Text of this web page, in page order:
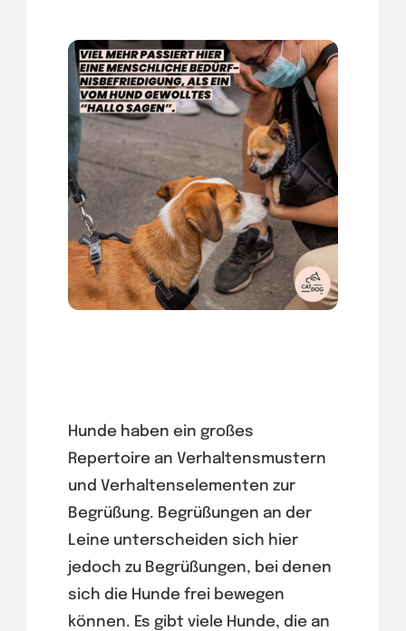
Hunde haben ein großes
Repertoire an Verhaltensmustern
und Verhaltenselementen zur
Begrüßung. Begrüßungen an der
Leine unterscheiden sich hier
jedoch zu Begrüßungen, bei denen
sich die Hunde frei bewegen
können. Es gibt viele Hunde, die an